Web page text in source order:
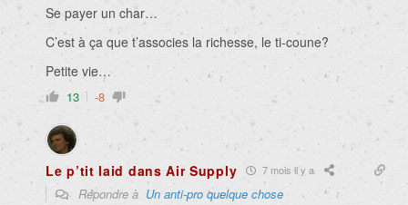
Se payer un char…
C’est à ça que t’associes la richesse, le ti-coune?
Petite vie…
13 -8
Le p’tit laid dans Air Supply 7 mois il y a
Répondre à Un anti-pro quelque chose